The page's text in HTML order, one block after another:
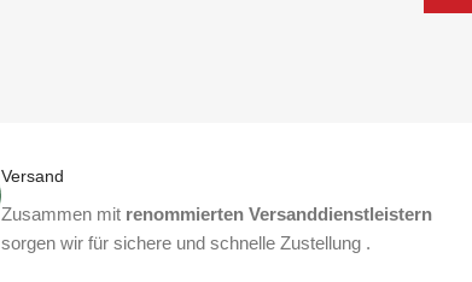
Versand
Zusammen mit renommierten Versanddienstleistern
sorgen wir für sichere und schnelle Zustellung .